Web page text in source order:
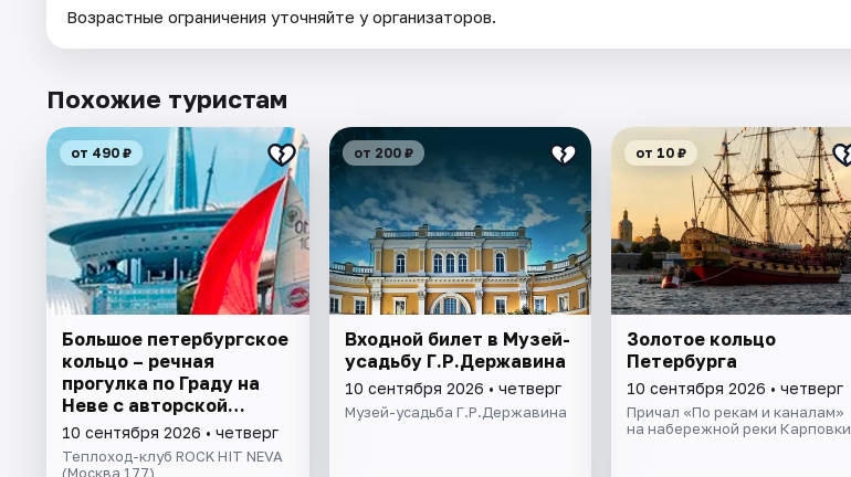
Возрастные ограничения уточняйте у организаторов.
Похожие туристам
от 490 ₽
Большое петербургское
кольцо – речная
прогулка пo Граду на
Неве с авторской
экскурсией и живой
музыкой в тёплом
салоне теплохода
10 сентября 2026 • четверг
Теплоход-клуб ROCK HIT NEVA
(Москва 177)
от 200 ₽
Входной билет в Музей-
усадьбу Г.Р.Державина
10 сентября 2026 • четверг
Музей-усадьба Г.Р.Державина
от 10 ₽
Золотое кольцо
Петербурга
10 сентября 2026 • четверг
Причал «По рекам и каналам»
на набережной реки Карповки